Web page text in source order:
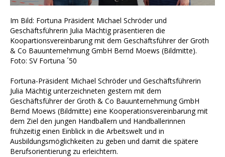
Im Bild: Fortuna Präsident Michael Schröder und
Geschäftsführerin Julia Mächtig präsentieren die
Koopartionsvereinbarung mit dem Geschäftsführer der Groth
& Co Bauunternehmung GmbH Bernd Moews (Bildmitte).
Foto: SV Fortuna ´50
Fortuna-Präsident Michael Schröder und Geschäftsführerin
Julia Mächtig unterzeichneten gestern mit dem
Geschäftsführer der Groth & Co Bauunternehmung GmbH
Bernd Moews (Bildmitte) eine Kooperationsvereinbarung mit
dem Ziel den jungen Handballern und Handballerinnen
frühzeitig einen Einblick in die Arbeitswelt und in
Ausbildungsmöglichkeiten zu geben und damit die spätere
Berufsorientierung zu erleichtern.